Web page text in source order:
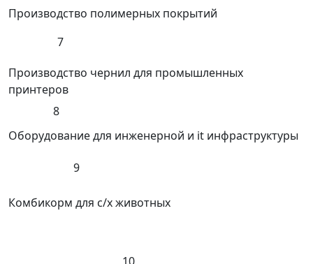
Производство полимерных покрытий
7
Производство чернил для промышленных
принтеров
8
Оборудование для инженерной и it инфраструктуры
9
Комбикорм для с/х животных